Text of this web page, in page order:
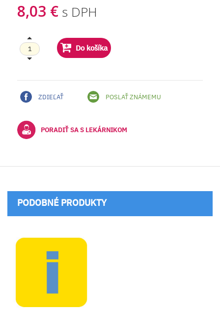
8,03 € s DPH
Do košíka
ZDIEĽAŤ POSLAŤ ZNÁMEMU
PORADIŤ SA S LEKÁRNIKOM
PODOBNÉ PRODUKTY